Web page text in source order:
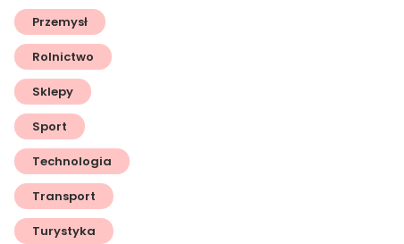
Przemysł
Rolnictwo
Sklepy
Sport
Technologia
Transport
Turystyka